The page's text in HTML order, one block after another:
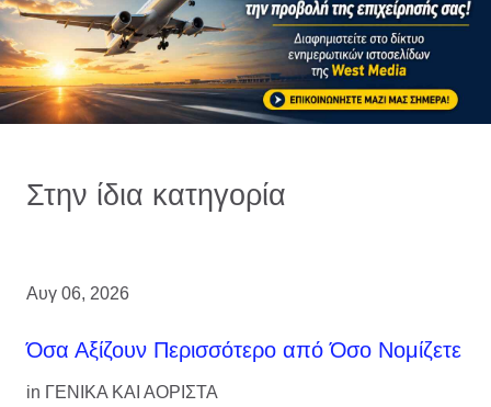
Στην ίδια κατηγορία
Αυγ 06, 2026
Όσα Αξίζουν Περισσότερο από Όσο Νομίζετε
in ΓΕΝΙΚΑ ΚΑΙ ΑΟΡΙΣΤΑ